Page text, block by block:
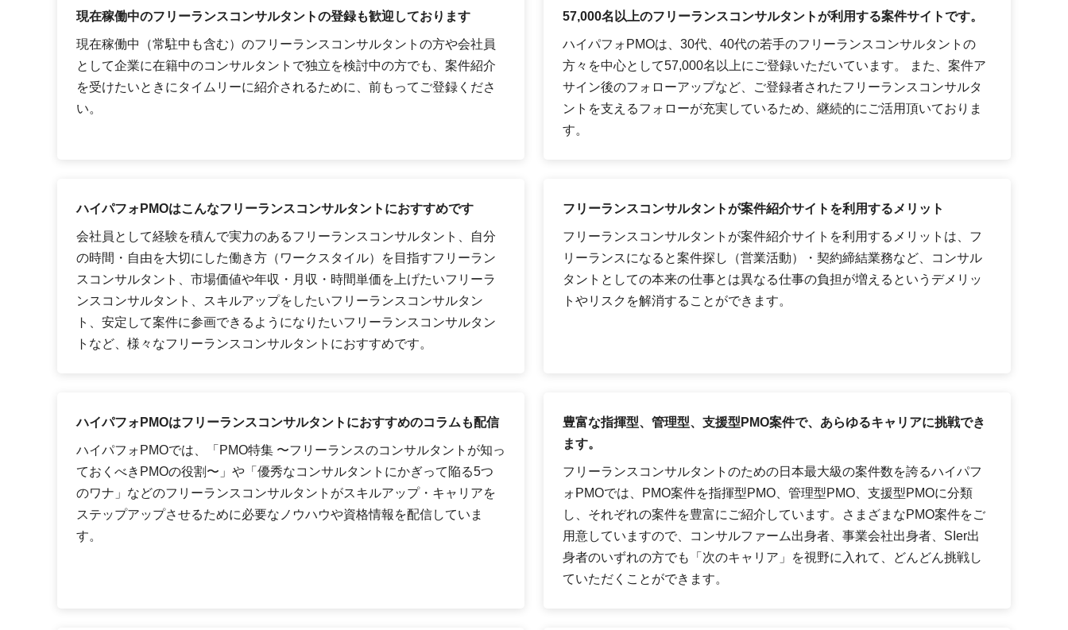
現在稼働中のフリーランスコンサルタントの登録も歓迎しております
現在稼働中（常駐中も含む）のフリーランスコンサルタントの方や会社員
として企業に在籍中のコンサルタントで独立を検討中の方でも、案件紹介
を受けたいときにタイムリーに紹介されるために、前もってご登録くださ
い。
57,000名以上のフリーランスコンサルタントが利用する案件サイトです。
ハイパフォPMOは、30代、40代の若手のフリーランスコンサルタントの
方々を中心として57,000名以上にご登録いただいています。 また、案件ア
サイン後のフォローアップなど、ご登録者されたフリーランスコンサルタ
ントを支えるフォローが充実しているため、継続的にご活用頂いておりま
す。
ハイパフォPMOはこんなフリーランスコンサルタントにおすすめです
会社員として経験を積んで実力のあるフリーランスコンサルタント、自分
の時間・自由を大切にした働き方（ワークスタイル）を目指すフリーラン
スコンサルタント、市場価値や年収・月収・時間単価を上げたいフリーラ
ンスコンサルタント、スキルアップをしたいフリーランスコンサルタン
ト、安定して案件に参画できるようになりたいフリーランスコンサルタン
トなど、様々なフリーランスコンサルタントにおすすめです。
フリーランスコンサルタントが案件紹介サイトを利用するメリット
フリーランスコンサルタントが案件紹介サイトを利用するメリットは、フ
リーランスになると案件探し（営業活動）・契約締結業務など、コンサル
タントとしての本来の仕事とは異なる仕事の負担が増えるというデメリッ
トやリスクを解消することができます。
ハイパフォPMOはフリーランスコンサルタントにおすすめのコラムも配信
ハイパフォPMOでは、「PMO特集 〜フリーランスのコンサルタントが知っ
ておくべきPMOの役割〜」や「優秀なコンサルタントにかぎって陥る5つ
のワナ」などのフリーランスコンサルタントがスキルアップ・キャリアを
ステップアップさせるために必要なノウハウや資格情報を配信していま
す。
豊富な指揮型、管理型、支援型PMO案件で、あらゆるキャリアに挑戦でき
ます。
フリーランスコンサルタントのための日本最大級の案件数を誇るハイパフ
ォPMOでは、PMO案件を指揮型PMO、管理型PMO、支援型PMOに分類
し、それぞれの案件を豊富にご紹介しています。さまざまなPMO案件をご
用意していますので、コンサルファーム出身者、事業会社出身者、SIer出
身者のいずれの方でも「次のキャリア」を視野に入れて、どんどん挑戦し
ていただくことができます。